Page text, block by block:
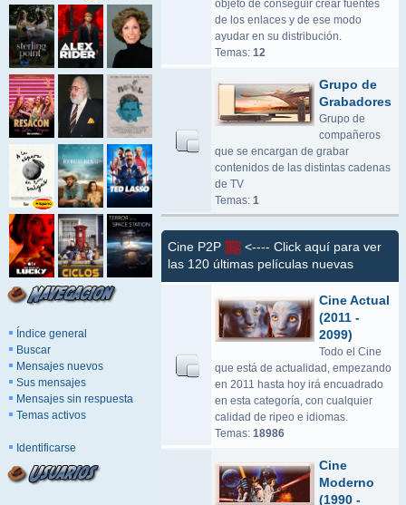
Índice general
Buscar
Mensajes nuevos
Sus mensajes
Mensajes sin respuesta
Temas activos
Identificarse
objeto de conseguir crear fuentes
de los enlaces y de ese modo
ayudar en su distribución.
Temas: 12
Grupo de
Grabadores
Grupo de
compañeros
que se encargan de grabar
contenidos de las distintas cadenas
de TV
Temas: 1
Cine P2P
<---- Click aquí para ver
las 120 últimas películas nuevas
Cine Actual
(2011 -
2099)
Todo el Cine
que está de actualidad, empezando
en 2011 hasta hoy irá encuadrado
en esta categoría, con cualquier
calidad de ripeo e idiomas.
Temas: 18986
Cine
Moderno
(1990 -